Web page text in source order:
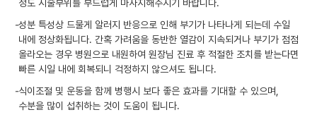
정도 시술부위를 부드럽게 마사지해주시기 바랍니다.
-성분 특성상 드물게 알러지 반응으로 인해 부기가 나타나게 되는데 수일
내에 정상화됩니다. 간혹 가려움을 동반한 열감이 지속되거나 부기가 점점
올라오는 경우 병원으로 내원하여 원장님 진료 후 적절한 조치를 받는다면
빠른 시일 내에 회복되니 걱정하지 않으셔도 됩니다.
-식이조절 및 운동을 함께 병행시 보다 좋은 효과를 기대할 수 있으며,
수분을 많이 섭취하는 것이 도움이 됩니다.